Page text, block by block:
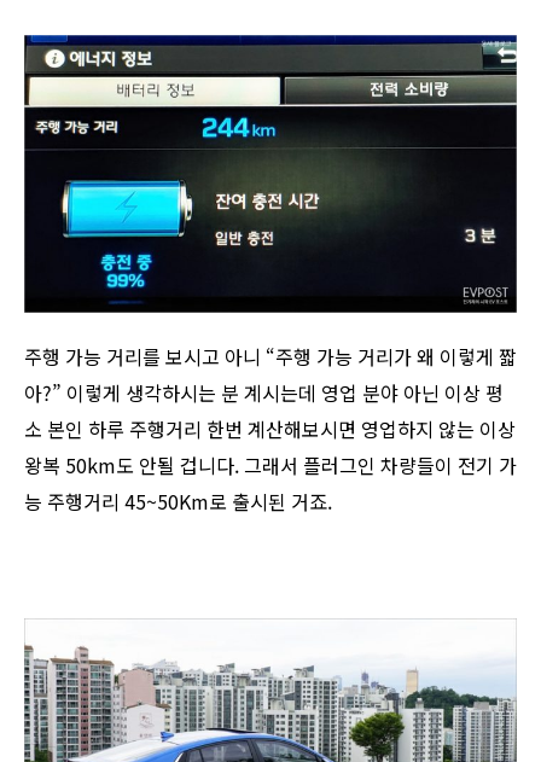
주행 가능 거리를 보시고 아니 “주행 가능 거리가 왜 이렇게 짧
아?” 이렇게 생각하시는 분 계시는데 영업 분야 아닌 이상 평
소 본인 하루 주행거리 한번 계산해보시면 영업하지 않는 이상
왕복 50km도 안될 겁니다. 그래서 플러그인 차량들이 전기 가
능 주행거리 45~50Km로 출시된 거죠.